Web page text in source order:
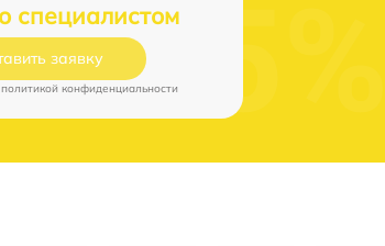
специалистом
заявку
политикой конфиденциальности